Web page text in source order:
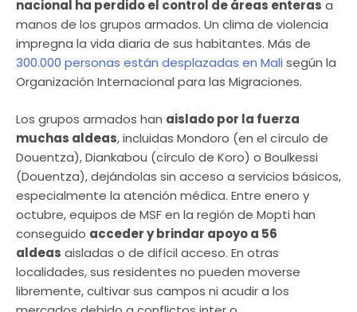
nacional ha perdido el control de áreas enteras a
manos de los grupos armados. Un clima de violencia
impregna la vida diaria de sus habitantes. Más de
300.000 personas están desplazadas en Mali según la
Organización Internacional para las Migraciones.
Los grupos armados han aislado por la fuerza
muchas aldeas, incluidas Mondoro (en el círculo de
Douentza), Diankabou (círculo de Koro) o Boulkessi
(Douentza), dejándolas sin acceso a servicios básicos,
especialmente la atención médica. Entre enero y
octubre, equipos de MSF en la región de Mopti han
conseguido acceder y brindar apoyo a 56
aldeas aisladas o de difícil acceso. En otras
localidades, sus residentes no pueden moverse
libremente, cultivar sus campos ni acudir a los